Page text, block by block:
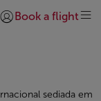
inicial
Iniciar sessão |
Book a flight
sediada em